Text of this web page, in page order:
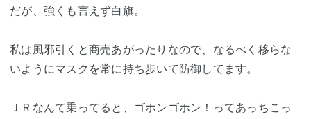
だが、強くも言えず白旗。
私は風邪引くと商売あがったりなので、なるべく移らな
いようにマスクを常に持ち歩いて防御してます。
ＪＲなんて乗ってると、ゴホンゴホン！ってあっちこっ